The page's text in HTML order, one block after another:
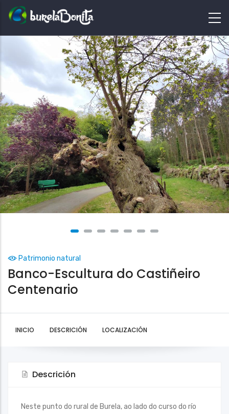
Patrimonio natural
Banco-Escultura do Castiñeiro
Centenario
INICIO DESCRICIÓN LOCALIZACIÓN
Descrición
Neste punto do rural de Burela, ao lado do curso do río